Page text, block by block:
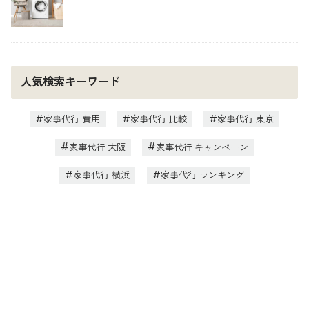
人気検索キーワード
家事代行 費用 家事代行 比較 家事代行 東京
家事代行 大阪 家事代行 キャンペーン
家事代行 横浜 家事代行 ランキング